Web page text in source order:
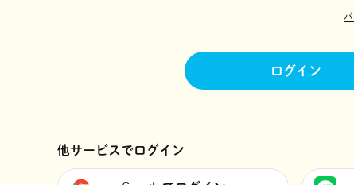
ログイン
他サービスでログイン